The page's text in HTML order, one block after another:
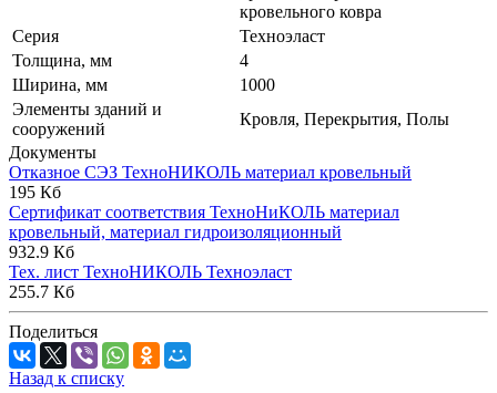
кровельного ковра
Серия
Техноэласт
Толщина, мм
4
Ширина, мм
1000
Элементы зданий и
сооружений
Кровля, Перекрытия, Полы
Документы
Отказное СЭЗ ТехноНИКОЛЬ материал кровельный
195 Кб
Сертификат соответствия ТехноНиКОЛЬ материал
кровельный, материал гидроизоляционный
932.9 Кб
Тех. лист ТехноНИКОЛЬ Техноэласт
255.7 Кб
Поделиться
Назад к списку